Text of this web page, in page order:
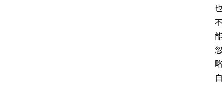
也
不
能
忽
略
自